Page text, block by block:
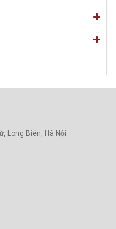
Long Biên, Hà Nội